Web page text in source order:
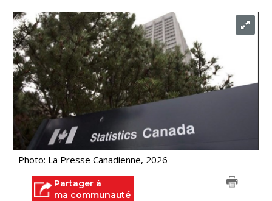
Photo: La Presse Canadienne, 2026
Partager à
ma communauté